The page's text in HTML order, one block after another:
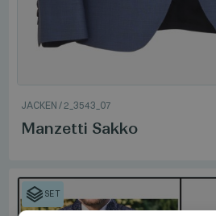
JACKEN /2_3543_07
Manzetti Sakko
SET